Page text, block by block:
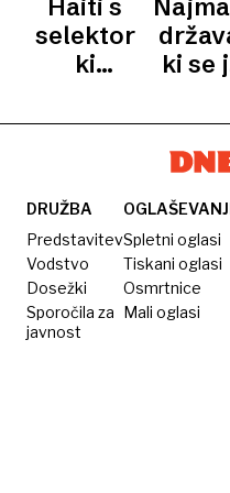
SP
in s
za pol
Haiti s
selektorjem,
ki
vodi po
ki se
na
DRUŽBA
Predstavitev
Vodstvo
Dosežki
Sporočila za
javnost
Spletni oglasi
Tiskani oglasi
Osmrtnice
Mali oglasi